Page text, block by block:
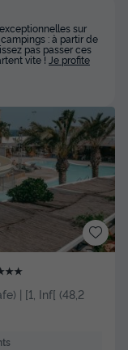
| [1, Inf[ (48,2
sur
: à partir de
pas passer ces
vite ! Je profite